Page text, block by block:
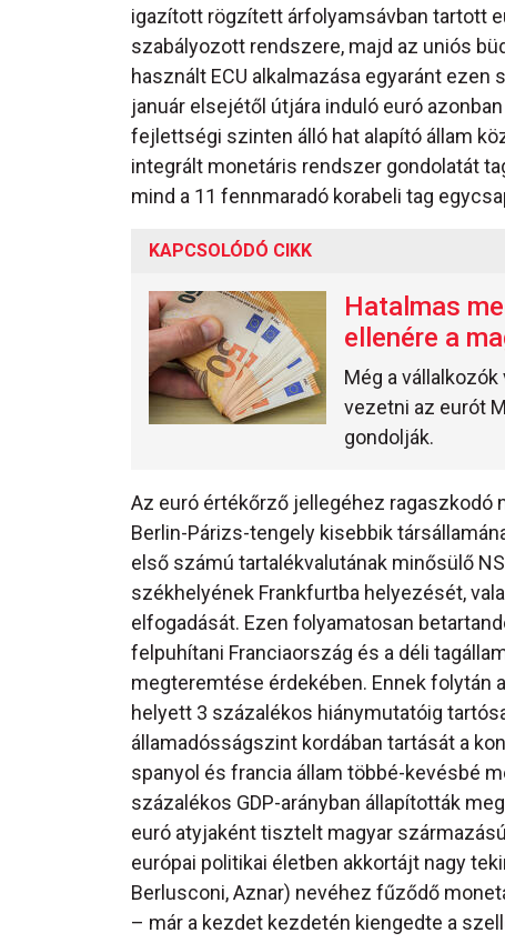
igazított rögzített árfolyamsávban tartott
szabályozott rendszere, majd az uniós
használt ECU alkalmazása egyaránt
január elsejétől útjára induló euró
fejlettségi szinten álló hat alapító állam
integrált monetáris rendszer gondolatát
mind a 11 fennmaradó korabeli tag
KAPCSOLÓDÓ CIKK
Hatalmas
ellenére a
Még a
vezetni az eurót
gondolják.
Az euró értékőrző jellegéhez ragaszkodó
Berlin-Párizs-tengely kisebbik
első számú tartalékvalutának minősülő
székhelyének Frankfurtba helyezését,
elfogadását. Ezen folyamatosan
felpuhítani Franciaország és a déli
megteremtése érdekében. Ennek
helyett 3 százalékos hiánymutatóig
államadósságszint kordában tartását a
spanyol és francia állam többé-kevésbé
százalékos GDP-arányban állapították
euró atyjaként tisztelt magyar
európai politikai életben akkortájt nagy
Berlusconi, Aznar) nevéhez fűződő
– már a kezdet kezdetén kiengedte a